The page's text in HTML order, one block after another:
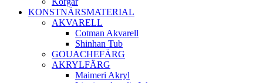
KONSTNÄRSMATERIAL
AKVARELL
Cotman Akvarell
Shinhan Tub
GOUACHEFÄRG
AKRYLFÄRG
Maimeri Akryl